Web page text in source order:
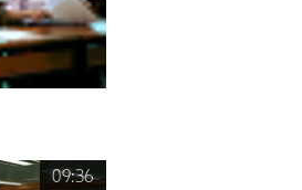
09:36